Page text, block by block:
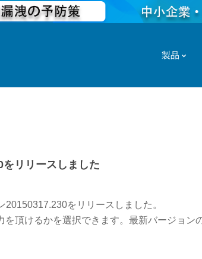
製品
リリースしました
をリリースしました。
頂けるかを選択できます。最新バージョン